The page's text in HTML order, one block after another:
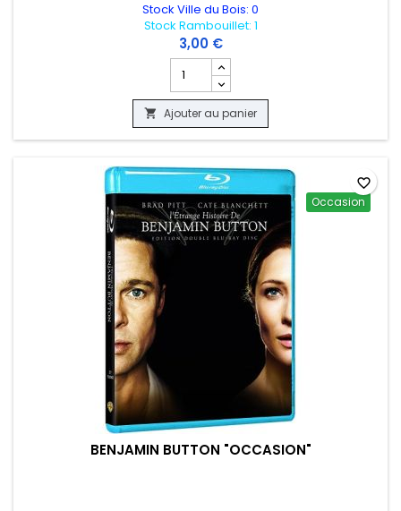
Stock Ville du Bois: 0
Stock Rambouillet: 1
3,00 €
Champ quantité du produit GRAN
 Ajouter au panier
Occasion
BENJAMIN BUTTON "OCCASION"
favorite_border